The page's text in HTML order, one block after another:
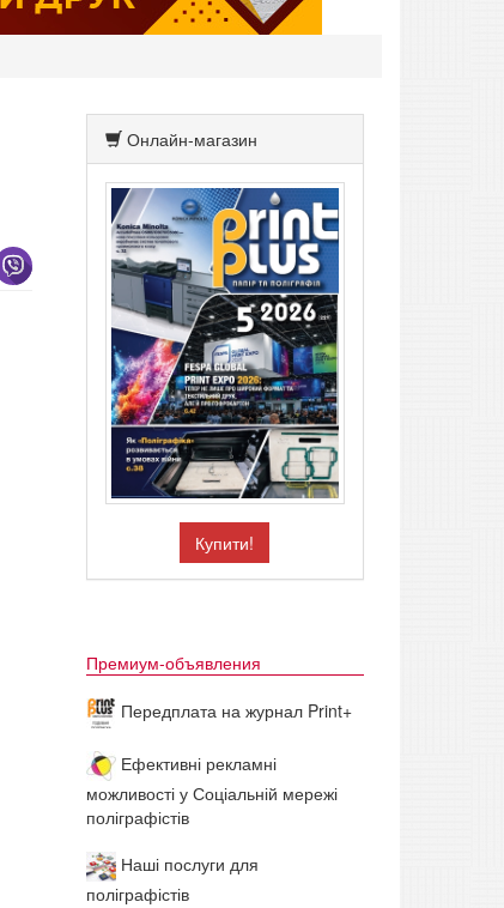
Онлайн-магазин
Купити!
Премиум-объявления
Передплата на журнал Print+
Ефективні рекламні
можливості у Соціальній мережі
поліграфістів
Наші послуги для
поліграфістів